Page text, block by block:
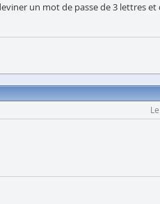
un mot de passe de 3 lettres et